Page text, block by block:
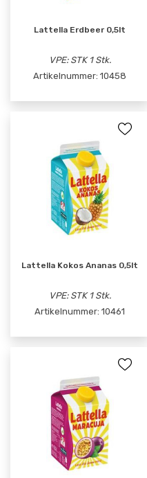
Lattella Erdbeer 0,5lt
VPE: STK 1 Stk.
Artikelnummer: 10458
Lattella Kokos Ananas 0,5lt
VPE: STK 1 Stk.
Artikelnummer: 10461